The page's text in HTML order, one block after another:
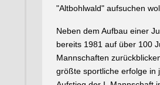
"Altbohlwald" aufsuchen
Neben dem Aufbau einer
bereits 1981 auf über 100
Mannschaften
größte sportliche erfolge in